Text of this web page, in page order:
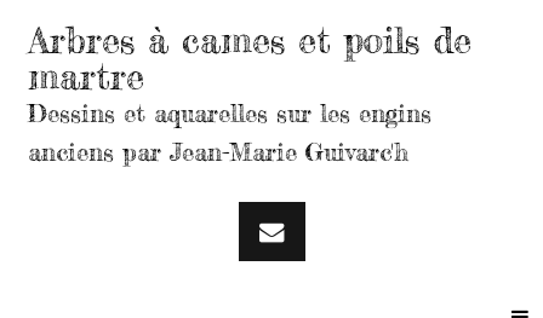
Arbres à cames et poils de
martre
Dessins et aquarelles sur les engins
anciens par Jean-Marie Guivarc'h